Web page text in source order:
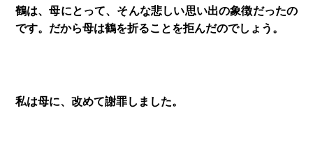
鶴は、母にとって、そんな悲しい思い出の象徴だったの
です。だから母は鶴を折ることを拒んだのでしょう。
私は母に、改めて謝罪しました。